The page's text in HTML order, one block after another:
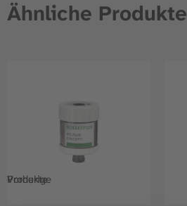
Ähnliche Produkte
Vorherige Produkte